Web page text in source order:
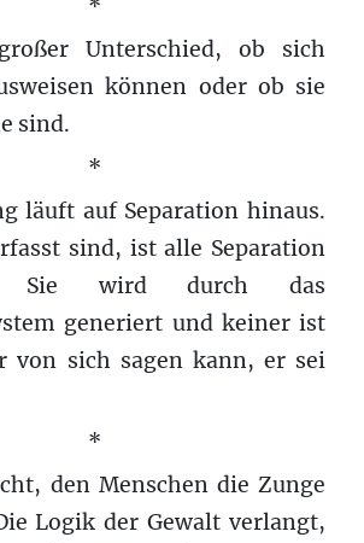
*
Unterschied, ob sich
können oder ob sie
sind.
*
läuft auf Separation hinaus.
sind, ist alle Separation
Sie wird durch das
generiert und keiner ist
von sich sagen kann, er sei
*
den Menschen die Zunge
Logik der Gewalt verlangt,